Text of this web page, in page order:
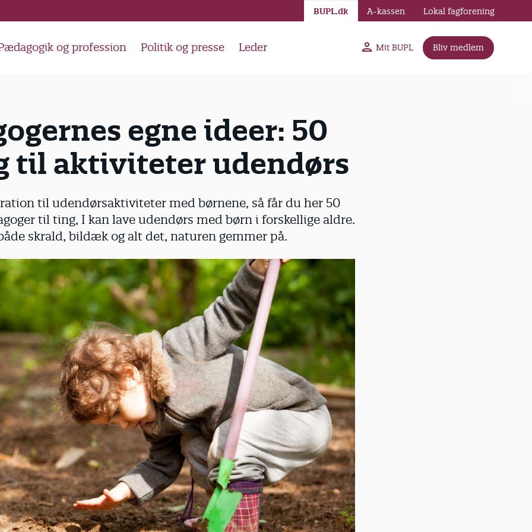
og profession Politik og presse Leder Mit BUPL Bliv medlem
BUPL.dk A-kassen Lokal fagforening
egne ideer: 50
til aktiviteter udendørs
til udendørsaktiviteter med børnene, så får du her 50
til ting, I kan lave udendørs med børn i forskellige aldre.
skrald, bildæk og alt det, naturen gemmer på.